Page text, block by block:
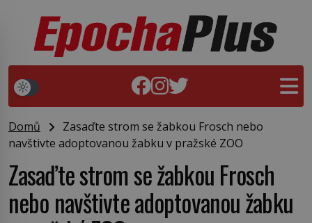
Domů
Zasaďte strom se žabkou Frosch nebo
navštivte adoptovanou žabku v pražské ZOO
Zasaďte strom se žabkou Frosch
nebo navštivte adoptovanou žabku